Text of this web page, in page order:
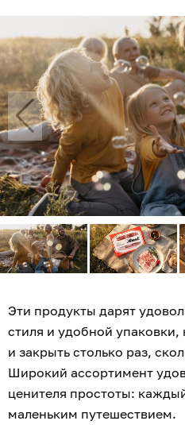
Эти продукты дарят
стиля и удобной
и закрыть столько раз,
Широкий ассортимент
ценителя простоты:
маленьким путешествием.